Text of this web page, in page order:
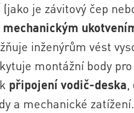
(jako je závitový čep
mechanickým
inženýrům vést
montážní body
připojení vodič-deska,
a mechanické zatížení.